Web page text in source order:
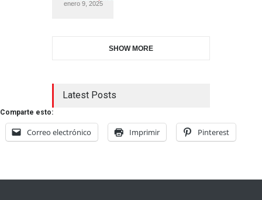
enero 9, 2025
SHOW MORE
Latest Posts
Comparte esto:
Correo electrónico Imprimir Pinterest